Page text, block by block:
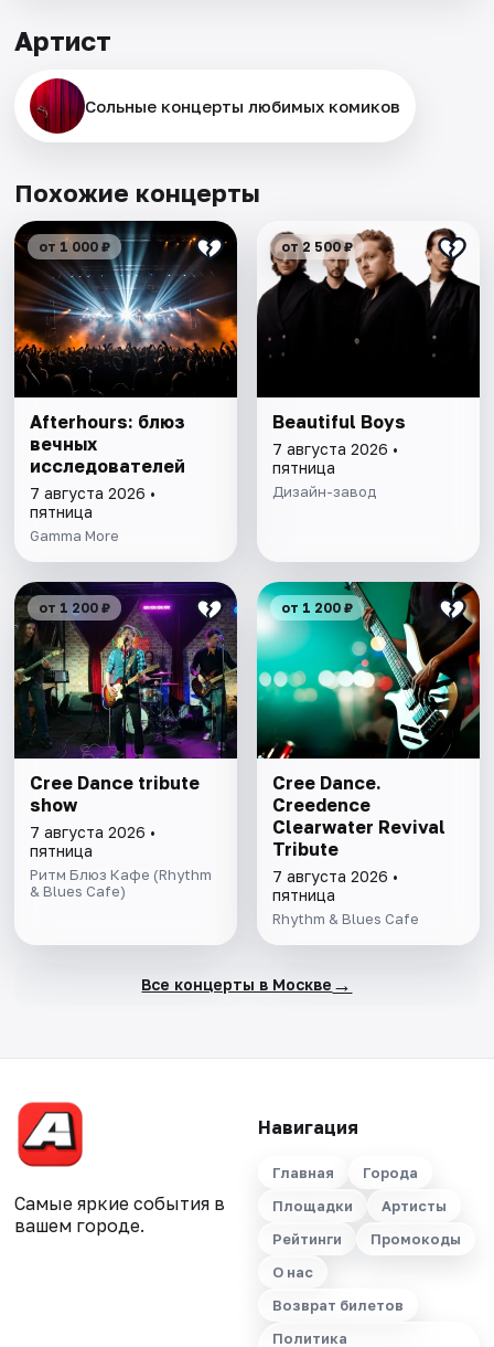
Артист
Сольные концерты любимых комиков
Похожие концерты
от 1 000 ₽
Afterhours: блюз
вечных
исследователей
7 августа 2026 •
пятница
Gamma More
от 2 500 ₽
Beautiful Boys
7 августа 2026 •
пятница
Дизайн-завод
от 1 200 ₽
Cree Dance tribute
show
7 августа 2026 •
пятница
Ритм Блюз Кафе (Rhythm
& Blues Cafe)
от 1 200 ₽
Cree Dance.
Creedence
Clearwater Revival
Tribute
7 августа 2026 •
пятница
Rhythm & Blues Cafe
Все концерты в Москве →
Самые яркие события в
вашем городе.
Навигация
Главная
Города
Площадки
Артисты
Рейтинги
Промокоды
О нас
Возврат билетов
Политика